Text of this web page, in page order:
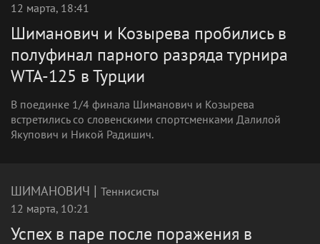
12 марта, 18:41
Шиманович и Козырева пробились в
полуфинал парного разряда турнира
WTA-125 в Турции
В поединке 1/4 финала Шиманович и Козырева
встретились со словенскими спортсменками Далилой
Якупович и Никой Радишич.
ШИМАНОВИЧ | Теннисисты
12 марта, 10:21
Успех в паре после поражения в